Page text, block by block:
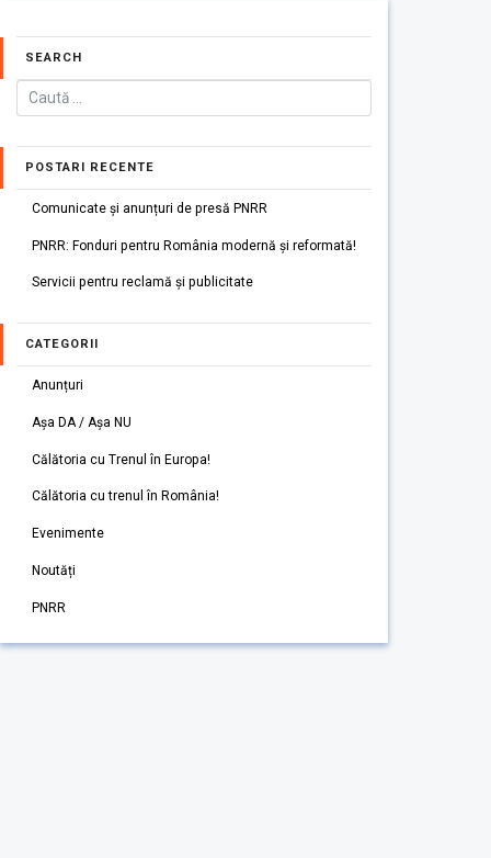
SEARCH
POSTARI RECENTE
Comunicate și anunțuri de presă PNRR
PNRR: Fonduri pentru România modernă și reformată!
Servicii pentru reclamă și publicitate
CATEGORII
Anunțuri
Așa DA / Așa NU
Călătoria cu Trenul în Europa!
Călătoria cu trenul în România!
Evenimente
Noutăți
PNRR